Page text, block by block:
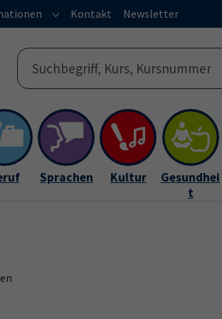
"Service"Submenu for "Informationen"
Kontakt Newsletter
Sprachen Kultur
Gesundhei
t